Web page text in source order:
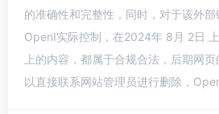
的准确性和完整性，同时，对于该外
OpenI实际控制，在2024年 8月 2日
上的内容，都属于合规合法，后期网
以直接联系网站管理员进行删除，